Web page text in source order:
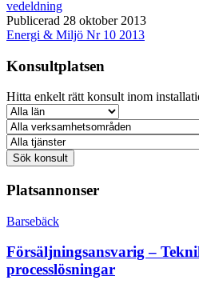
vedeldning
Publicerad 28 oktober 2013
Energi & Miljö Nr 10 2013
Konsultplatsen
Hitta enkelt rätt konsult inom
Platsannonser
Barsebäck
Försäljningsansvarig –
processlösningar